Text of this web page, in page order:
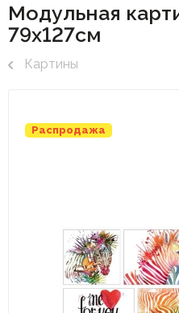
Модульная
79х127см
Картины
Распродажа